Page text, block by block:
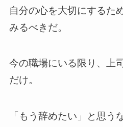
自分の心を大切にするた
みるべきだ。
今の職場にいる限り、上
だけ。
「もう辞めたい」と思う